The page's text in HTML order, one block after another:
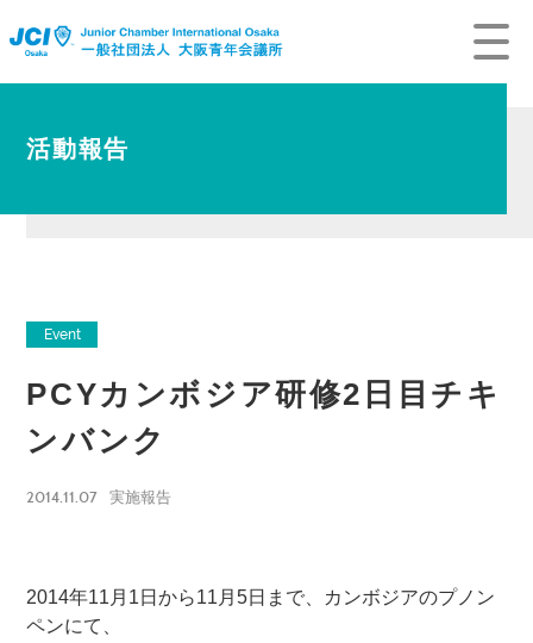
活動報告
Event
PCYカンボジア研修2日目チキ
ンバンク
2014.11.07 実施報告
2014年11月1日から11月5日まで、カンボジアのプノン
ペンにて、